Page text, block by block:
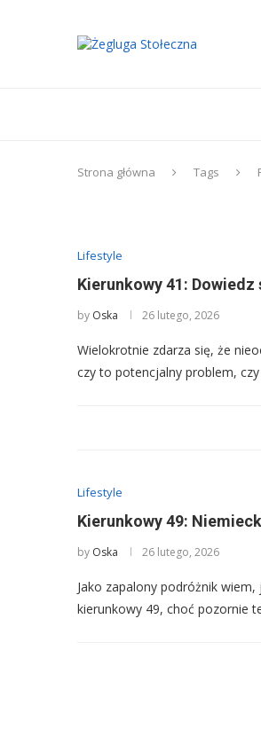
Strona główna Tags
Lifestyle
Kierunkowy 41:
by Oska 26 lutego, 2026
Wielokrotnie zdarza się, że
czy to potencjalny problem,
Lifestyle
Kierunkowy 49:
by Oska 26 lutego, 2026
Jako zapalony podróżnik
kierunkowy 49, choć pozornie